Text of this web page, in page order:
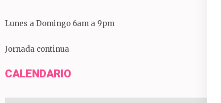
Lunes a Domingo 6am a 9pm
Jornada continua
CALENDARIO